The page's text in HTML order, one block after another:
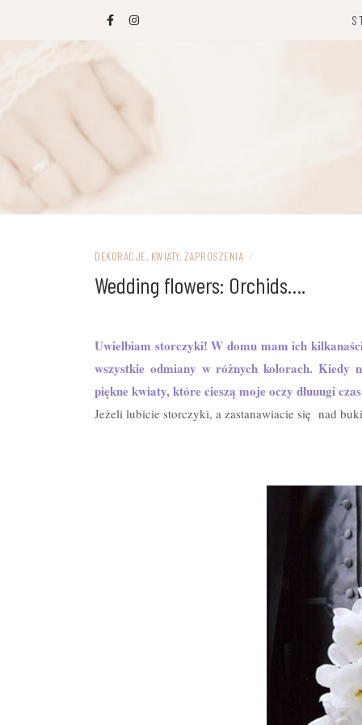
DEKORACJE, KWIATY, ZAPROSZENIA /
Wedding flowers: Orchids….
Uwielbiam storczyki! W domu mam ich
wszystkie odmiany w różnych kolorach. Kiedy
piękne kwiaty, które cieszą moje oczy dłuuugi
Jeżeli lubicie storczyki, a zastanawiacie się nad